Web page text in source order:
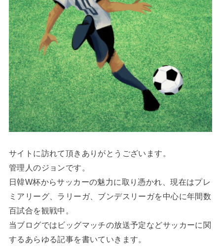
サイトに訪れて頂きありがとうございます。
管理人のジョンです。
日韓W杯からサッカーの魅力に取り憑かれ、現在はプレ
ミアリーグ、ラリーガ、ブンデスリーガを中心に年間数
百試合を観戦中。
当ブログではビッグマッチの放送予定などサッカーに関
するあらゆる記事を書いていきます。